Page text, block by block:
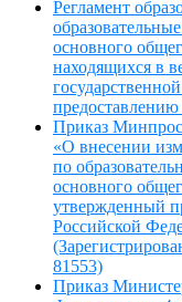
Регламент
основного
находящихся в
Приказ
«О внесении
по
основного
утвержденный
Российской
81553)
Приказ